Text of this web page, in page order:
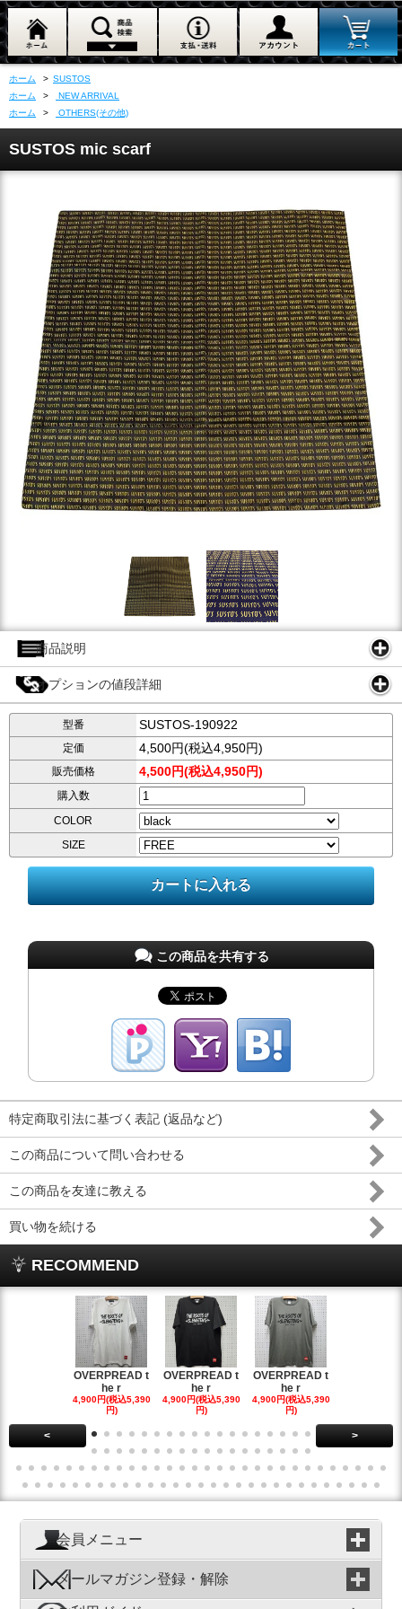
ホーム > SUSTOS
ホーム
>
NEW ARRIVAL
ホーム
> OTHERS(その他)
SUSTOS mic scarf
商品説明
オプションの値段詳細
型番 SUSTOS-190922
定価 4,500円(税込4,950円)
販売価格 4,500円(税込4,950円)
購入数
COLOR
SIZE
この商品を共有する
特定商取引法に基づく表記 (返品など)
この商品について問い合わせる
この商品を友達に教える
買い物を続ける
RECOMMEND
OVERPREAD t
he r
4,900円(税込5,390
円)
OVERPREAD t
he r
4,900円(税込5,390
円)
OVERPREAD t
he r
4,900円(税込5,390
円)
< >
会員メニュー
メールマガジン登録・解除